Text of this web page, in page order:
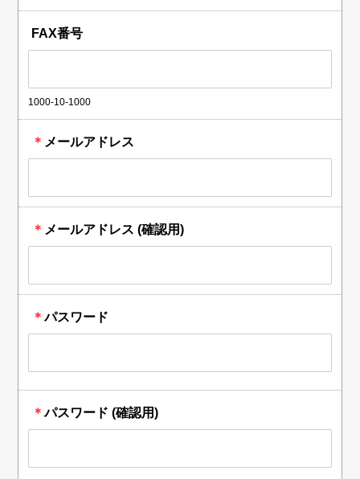
FAX番号
1000-10-1000
＊ メールアドレス
＊ メールアドレス (確認用)
＊パスワード
＊パスワード (確認用)